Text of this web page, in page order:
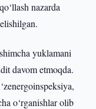
nazarda
yuklamani
davom etmoqda.
o‘rganishlar olib